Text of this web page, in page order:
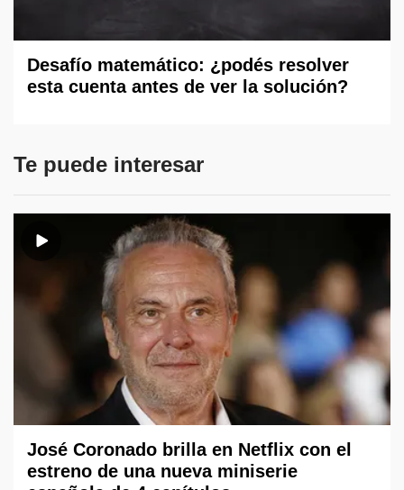
Desafío matemático: ¿podés resolver
esta cuenta antes de ver la solución?
Te puede interesar
José Coronado brilla en Netflix con el
estreno de una nueva miniserie